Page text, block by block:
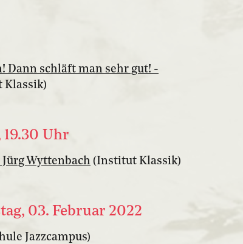
Dann schläft man sehr gut! -
Klassik)
19.30 Uhr
Wyttenbach (Institut Klassik)
03. Februar 2022
Jazzcampus)